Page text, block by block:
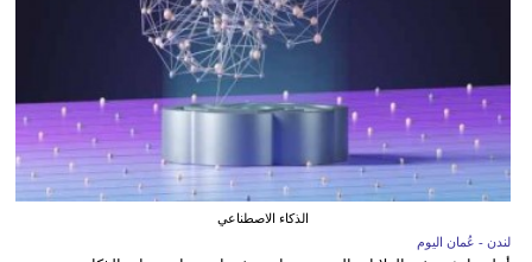
الذكاء الاصطناعي
لندن - عُمان اليوم